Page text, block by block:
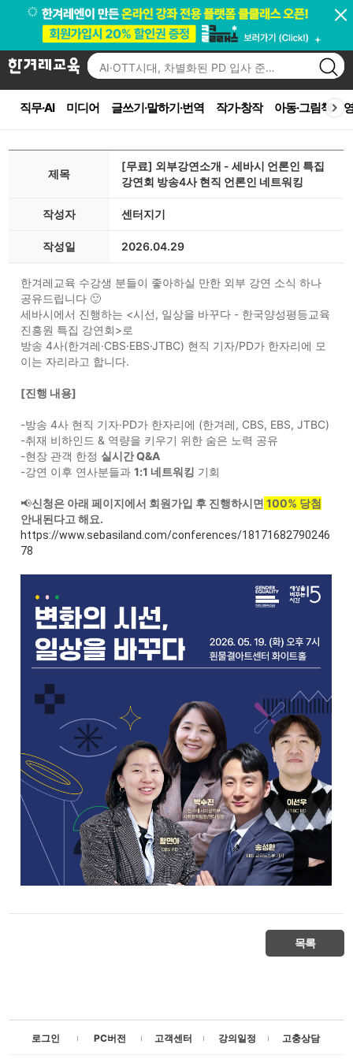
직무·AI 미디어 글쓰기·말하기·번역 작가·창작 아동·그림책
제목
[무료] 외부강연소개 - 세바시 언론인 특집
강연회 방송4사 현직 언론인 네트워킹
작성자 센터지기
작성일 2026.04.29
한겨레교육 수강생 분들이 좋아하실 만한 외부 강연 소식 하나
공유드립니다 🙂
세바시에서 진행하는 <시선, 일상을 바꾸다 - 한국양성평등교육
진흥원 특집 강연회>로
방송 4사(한겨레·CBS·EBS·JTBC) 현직 기자/PD가 한자리에 모
이는 자리라고 합니다.
[진행 내용]
-방송 4사 현직 기자·PD가 한자리에 (한겨레, CBS, EBS, JTBC)
-취재 비하인드 & 역량을 키우기 위한 숨은 노력 공유
-현장 관객 한정 실시간 Q&A
-강연 이후 연사분들과1:1 네트워킹 기회
📢신청은 아래 페이지에서 회원가입 후 진행하시면 100% 당첨
안내된다고 해요.
https://www.sebasiland.com/conferences/18171682790246
78
목록
로그인 PC버전 고객센터 강의일정 고충상담